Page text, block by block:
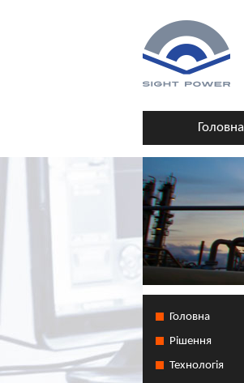
Головна
Головна
Рішення
Технологія